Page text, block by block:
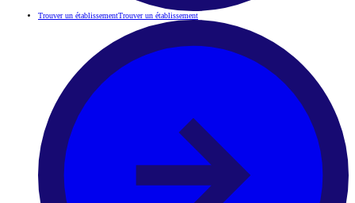
Trouver un établissementTrouver un établissement